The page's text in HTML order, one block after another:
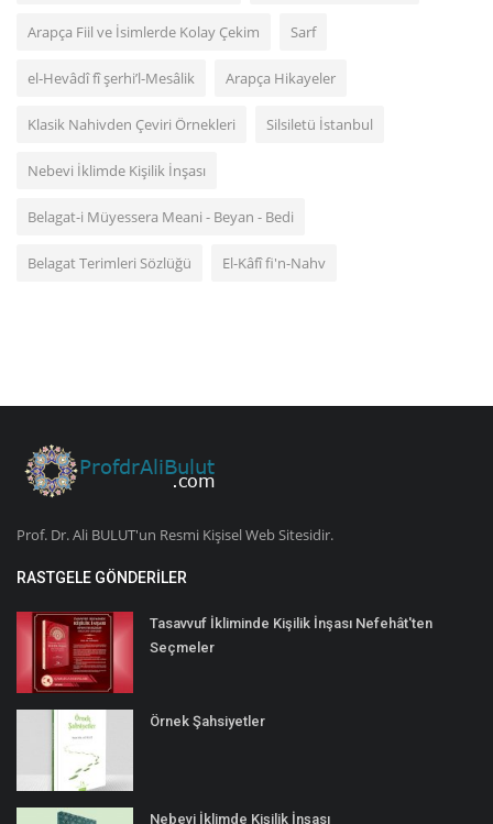
Arapça Fiil ve İsimlerde Kolay Çekim Sarf
el‑Hevâdî fî şerhi’l-Mesâlik Arapça Hikayeler
Klasik Nahivden Çeviri Örnekleri Silsiletü İstanbul
Nebevi İklimde Kişilik İnşası
Belagat-i Müyessera Meani - Beyan - Bedi
Belagat Terimleri Sözlüğü El-Kâfî fi'n-Nahv
Prof. Dr. Ali BULUT'un Resmi Kişisel Web Sitesidir.
RASTGELE GÖNDERILER
Tasavvuf İkliminde Kişilik İnşası Nefehât'ten
Seçmeler
Örnek Şahsiyetler
Nebevi İklimde Kişilik İnşası